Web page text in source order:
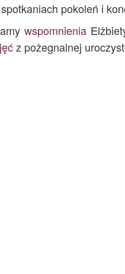
pokoleń i
wspomnienia
z pożegnalnej